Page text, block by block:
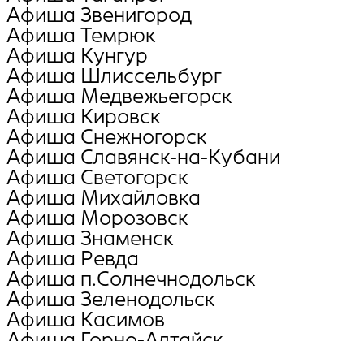
Афиша Звенигород
Афиша Темрюк
Афиша Кунгур
Афиша Шлиссельбург
Афиша Медвежьегорск
Афиша Кировск
Афиша Снежногорск
Афиша Славянск-на-Кубани
Афиша Светогорск
Афиша Михайловка
Афиша Морозовск
Афиша Знаменск
Афиша Ревда
Афиша п.Солнечнодольск
Афиша Зеленодольск
Афиша Касимов